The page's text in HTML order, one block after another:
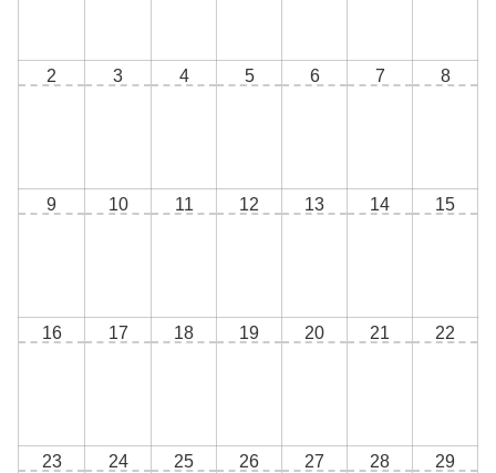
2 3 4 5 6 7 8
9 10 11 12 13 14 15
16 17 18 19 20 21 22
23 24 25 26 27 28 29